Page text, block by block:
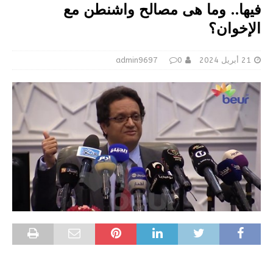
فيها.. وما هى مصالح واشنطن مع
الإخوان؟
21 أبريل 2024 admin9697 0